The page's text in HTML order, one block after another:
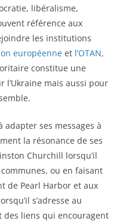
libéralisme,
référence aux
les institutions
européenne et l’OTAN,
constitue une
l’Ukraine mais aussi pour
adapter ses messages à
la résonance de ses
Churchill lorsqu’il
communes, ou en faisant
de Pearl Harbor et aux
s’adresse au
des liens qui encouragent